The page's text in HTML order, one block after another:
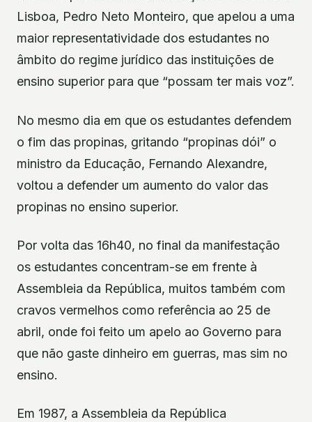
Lisboa, Pedro Neto Monteiro, que apelou a uma
maior representatividade dos estudantes no
âmbito do regime jurídico das instituições de
ensino superior para que “possam ter mais voz”.
No mesmo dia em que os estudantes defendem
o fim das propinas, gritando “propinas dói” o
ministro da Educação, Fernando Alexandre,
voltou a defender um aumento do valor das
propinas no ensino superior.
Por volta das 16h40, no final da manifestação
os estudantes concentram-se em frente à
Assembleia da República, muitos também com
cravos vermelhos como referência ao 25 de
abril, onde foi feito um apelo ao Governo para
que não gaste dinheiro em guerras, mas sim no
ensino.
Em 1987, a Assembleia da República